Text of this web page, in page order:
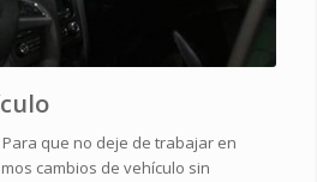
que no deje de trabajar en
cambios de vehículo sin